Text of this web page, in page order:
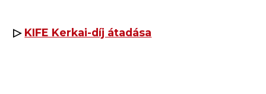
▷ KIFE Kerkai-díj átadása